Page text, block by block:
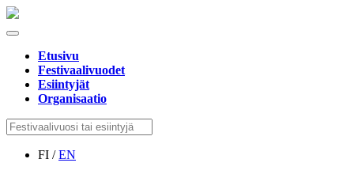
Etusivu
Festivaalivuodet
Esiintyjät
Organisaatio
FI /EN